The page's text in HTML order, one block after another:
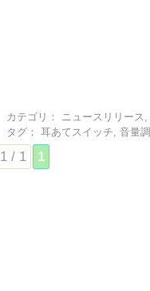
カテゴリ： ニュースリリース
タグ：
耳あてスイッチ,音量
1 / 1 1